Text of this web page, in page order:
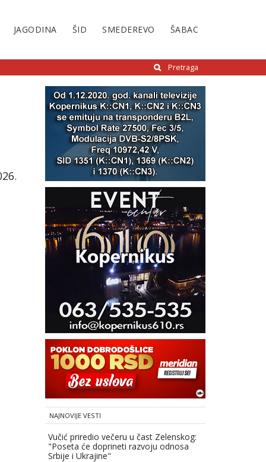
JAGODINA ŠID SMEDEREVO ŠABAC
Pretraga
NAJNOVIJE VESTI
Vučić priredio večeru u čast Zelenskog:
"Poseta će doprineti razvoju odnosa
Srbije i Ukrajine"